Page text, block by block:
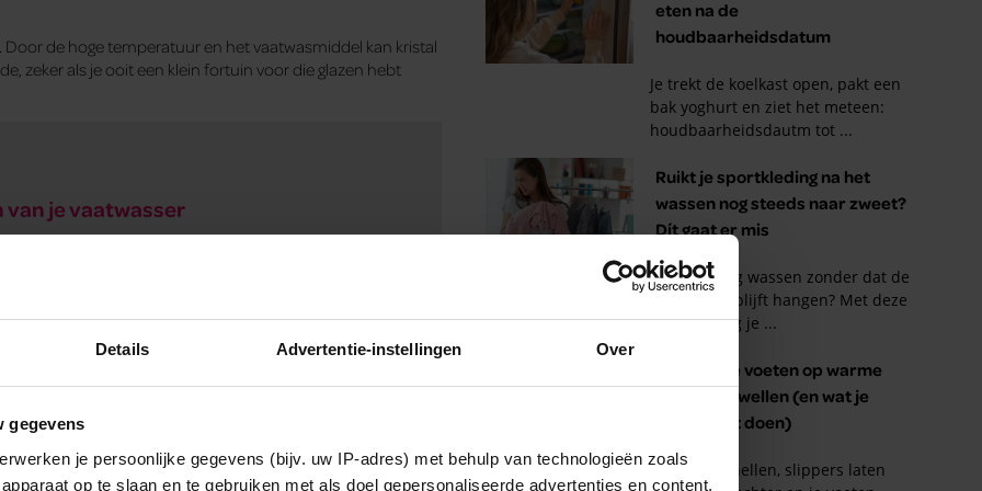
Details Advertentie-instellingen Over
gegevens
je persoonlijke gegevens (bijv. uw IP-adres) met behulp van technologieën zoals
op te slaan en te gebruiken met als doel gepersonaliseerde advertenties en content,
Door de hoge temperatuur en het vaatwasmiddel kan kristal
zeker als je ooit een klein fortuin voor die glazen hebt
je vaatwasser
modellen tast de hitte de isolerende laag aan,
koud blijft. Controleer daarom altijd even wat de fabrikant
je hem niet in de vaatwasser zet. Door het water en het